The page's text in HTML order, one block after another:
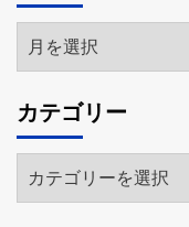
ア
ー
イ
ブ
カテゴリー
テ